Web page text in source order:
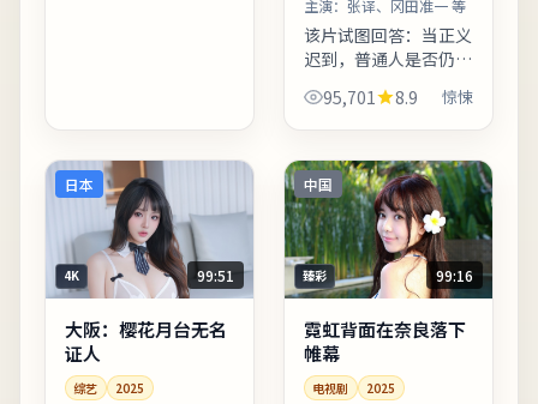
主演： 张译、冈田准一 等
该片试图回答：当正义
迟到，普通人是否仍有
资格选择原谅。影片后
半段反转并非单纯惊
性格蜕变。若你对东亚
都市题材感兴趣，本片
的地域...
95,701 8.9 惊悚
日本
4K 99:51
大阪：樱花月台无名
证人
综艺 2025
中国
臻彩 99:16
霓虹背面在奈良落下
帷幕
电视剧 2025